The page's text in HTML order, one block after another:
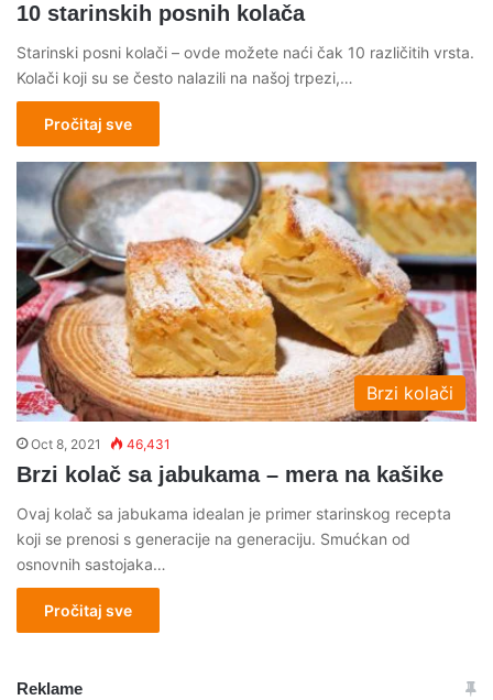
10 starinskih posnih kolača
Starinski posni kolači – ovde možete naći čak 10 različitih vrsta.
Kolači koji su se često nalazili na našoj trpezi,…
Pročitaj sve
Brzi kolači
Oct 8, 2021 46,431
Brzi kolač sa jabukama – mera na kašike
Ovaj kolač sa jabukama idealan je primer starinskog recepta
koji se prenosi s generacije na generaciju. Smućkan od
osnovnih sastojaka…
Pročitaj sve
Reklame